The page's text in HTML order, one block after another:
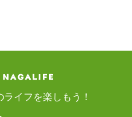
イフを楽しもう！